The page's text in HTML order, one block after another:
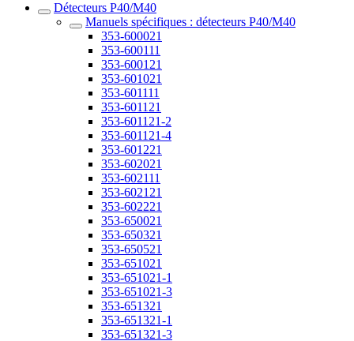
Détecteurs P40/M40
Manuels spécifiques : détecteurs P40/M40
353-600021
353-600111
353-600121
353-601021
353-601111
353-601121
353-601121-2
353-601121-4
353-601221
353-602021
353-602111
353-602121
353-602221
353-650021
353-650321
353-650521
353-651021
353-651021-1
353-651021-3
353-651321
353-651321-1
353-651321-3